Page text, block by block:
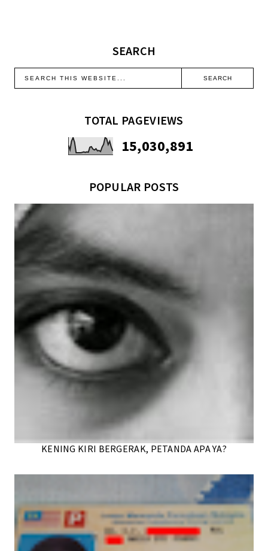
SEARCH
TOTAL PAGEVIEWS
15,030,891
POPULAR POSTS
KENING KIRI BERGERAK, PETANDA APA YA?